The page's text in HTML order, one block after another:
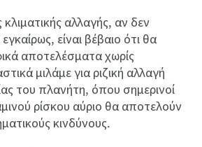
αλλαγής, αν δεν
είναι βέβαιο ότι θα
αποτελέσματα χωρίς
μιλάμε για ριζική αλλαγή
του πλανήτη, όπου σημερινοί
ρίσκου αύριο θα αποτελούν
κινδύνους.